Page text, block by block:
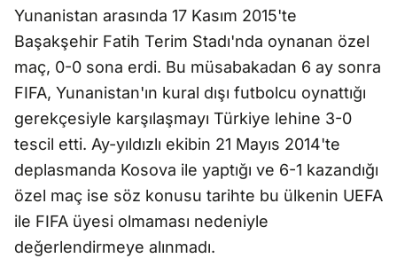
Yunanistan arasında 17 Kasım 2015'te
Başakşehir Fatih Terim Stadı'nda oynanan özel
maç, 0-0 sona erdi. Bu müsabakadan 6 ay sonra
FIFA, Yunanistan'ın kural dışı futbolcu oynattığı
gerekçesiyle karşılaşmayı Türkiye lehine 3-0
tescil etti. Ay-yıldızlı ekibin 21 Mayıs 2014'te
deplasmanda Kosova ile yaptığı ve 6-1 kazandığı
özel maç ise söz konusu tarihte bu ülkenin UEFA
ile FIFA üyesi olmaması nedeniyle
değerlendirmeye alınmadı.